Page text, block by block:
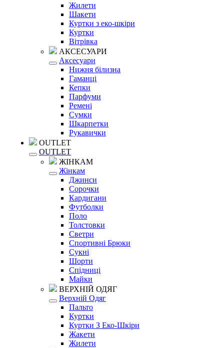
Жилети
Шакети
Куртки з еко-шкіри
Куртки
Вітрівка
АКСЕСУАРИ
Аксесуари
Нижня білизна
Гаманці
Кепки
Парфуми
Ремені
Сумки
Шкарпетки
Рукавички
OUTLET
OUTLET
ЖІНКАМ
Жінкам
Джинси
Сорочки
Кардигани
Футболки
Поло
Толстовки
Светри
Спортивні Брюки
Сукні
Шорти
Спідниці
Майки
ВЕРХНІЙ ОДЯГ
Верхній Одяг
Пальто
Куртки
Куртки З Еко-Шкіри
Жакети
Жилети